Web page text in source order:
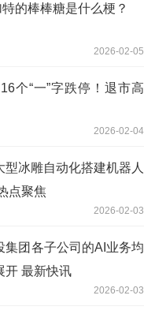
的棒棒糖是什么梗？
2026-02-05
个“一”字跌停！退市高
2026-02-04
型冰雕自动化搭建机器人
点聚焦
2026-02-03
集团各子公司的AI业务均
开 最新快讯
2026-02-03